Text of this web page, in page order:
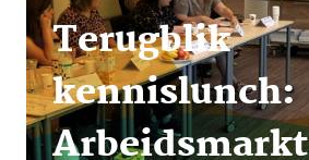
Terugblik
kennislunch:
Arbeidsmarkt